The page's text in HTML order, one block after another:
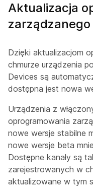
Aktualizacja
Dzięki aktualizacjom
chmurze urządzenia
Devices są
dostępna jest nowa
Urządzenia z
oprogramowania
nowe wersje stabilne
nowe wersje beta
Dostępne kanały są
zarejestrowanych w
aktualizowane w tym